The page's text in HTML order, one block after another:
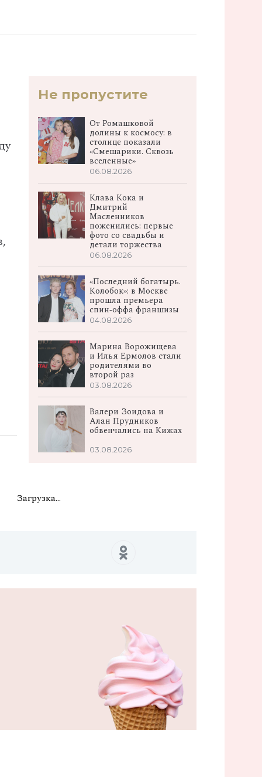
Не пропустите
От Ромашковой
долины к космосу: в
столице показали
«Смешарики. Сквозь
вселенные»
06.08.2026
Клава Кока и
Дмитрий
Масленников
поженились: первые
фото со свадьбы и
детали торжества
06.08.2026
«Последний богатырь.
Колобок»: в Москве
прошла премьера
спин‑оффа франшизы
04.08.2026
Марина Ворожищева
и Илья Ермолов стали
родителями во
второй раз
03.08.2026
Валери Зоидова и
Алан Прудников
обвенчались на Кижах
03.08.2026
Загрузка...